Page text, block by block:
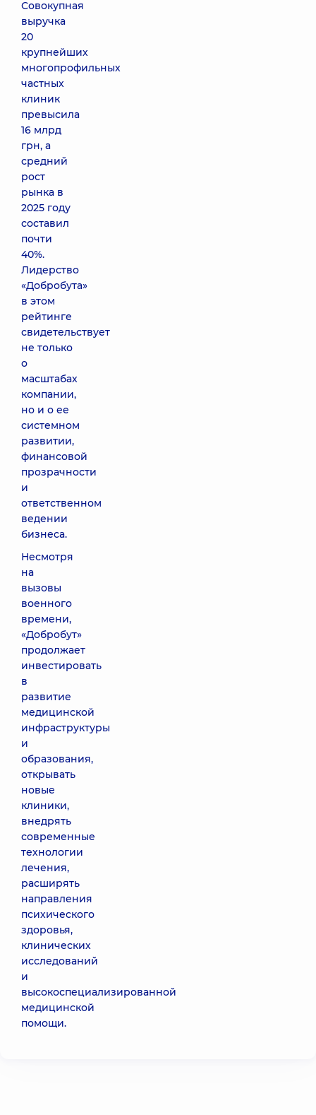
Совокупная
выручка
20
крупнейших
многопрофильных
частных
клиник
превысила
16 млрд
грн, а
средний
рост
рынка в
2025 году
составил
почти
40%.
Лидерство
«Добробута»
в этом
рейтинге
свидетельствует
не только
о
масштабах
компании,
но и о ее
системном
развитии,
финансовой
прозрачности
и
ответственном
ведении
бизнеса.
Несмотря
на
вызовы
военного
времени,
«Добробут»
продолжает
инвестировать
в
развитие
медицинской
инфраструктуры
и
образования,
открывать
новые
клиники,
внедрять
современные
технологии
лечения,
расширять
направления
психического
здоровья,
клинических
исследований
и
высокоспециализированной
медицинской
помощи.